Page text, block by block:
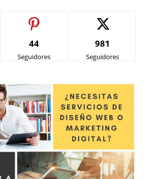
44
Seguidores
981
Seguidores